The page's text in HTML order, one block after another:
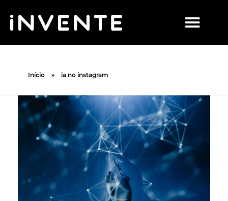
Início » ia no instagram